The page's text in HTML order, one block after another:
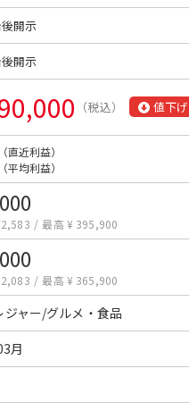
開示
開示
（税込） 値下げ
（直近利益）
（平均利益）
/ 最高 ¥ 395,900
/ 最高 ¥ 365,900
ジャー/グルメ・食品
月